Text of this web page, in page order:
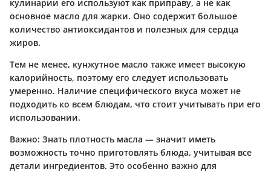
кулинарии его используют как приправу, а не как
основное масло для жарки. Оно содержит большое
количество антиоксидантов и полезных для сердца
жиров.
Тем не менее, кунжутное масло также имеет высокую
калорийность, поэтому его следует использовать
умеренно. Наличие специфического вкуса может не
подходить ко всем блюдам, что стоит учитывать при его
использовании.
Важно: Знать плотность масла — значит иметь
возможность точно приготовлять блюда, учитывая все
детали ингредиентов. Это особенно важно для